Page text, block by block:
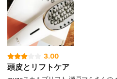
3.00
頭皮とリフトケア